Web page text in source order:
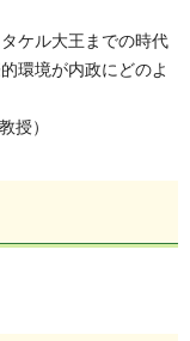
ケル大王までの時代
環境が内政にどのよ
授）